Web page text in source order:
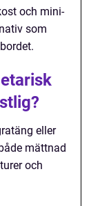
och mini-
som
eller
mättnad
och